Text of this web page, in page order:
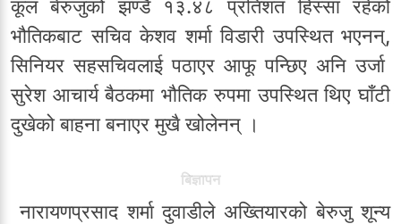
कूल बेरुजुको झण्डै १३.४८ प्रतिशत हिस्सा रहेको
भौतिकबाट सचिव केशव शर्मा विडारी उपस्थित भएनन्,
सिनियर सहसचिवलाई पठाएर आफू पन्छिए अनि उर्जा
सुरेश आचार्य बैठकमा भौतिक रुपमा उपस्थित थिए घाँटी
दुखेको बाहना बनाएर मुखै खोलेनन् ।
बिज्ञापन
नारायणप्रसाद शर्मा दुवाडीले अख्तियारको बेरुजु शून्य